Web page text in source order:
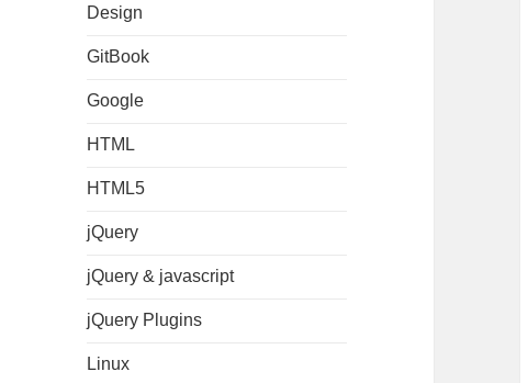
Design
GitBook
Google
HTML
HTML5
jQuery
jQuery & javascript
jQuery Plugins
Linux